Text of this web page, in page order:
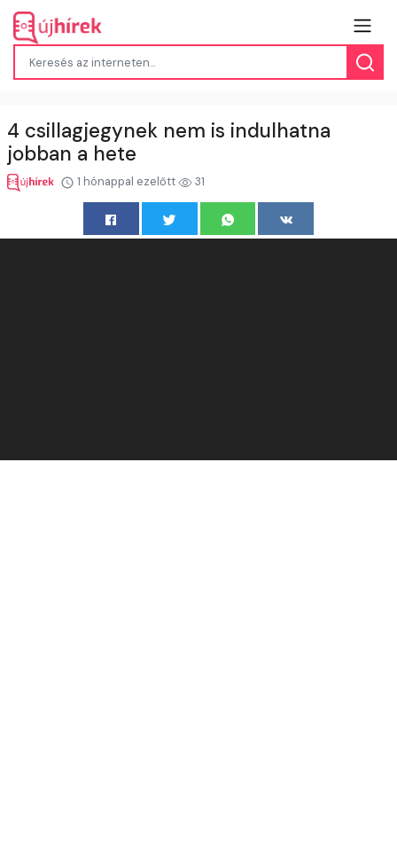
4 csillagjegynek nem is indulhatna
jobban a hete
1 hónappal ezelőtt 31